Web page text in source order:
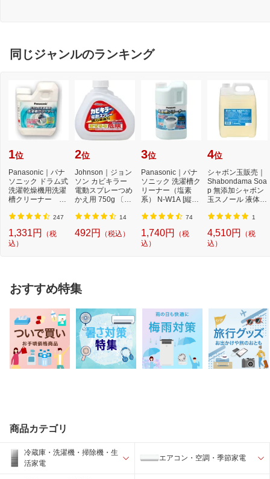
同じジャンルのランキング
1位
Panasonic｜パナ
ソニック ドラム式
洗濯乾燥機用洗濯
槽クリーナー N-
濯...
247
1,331円
（税
込）
2位
Johnson｜ジョン
ソン カビキラー
電動スプレーつめ
かえ用 750g 〔お
_...
14
492円 （税込）
3位
Panasonic｜パナ
ソニック 洗濯槽ク
リーナー（塩素
系） N-W1A [縦型
系...
74
1,740円
（税
込）
4位
シャボン玉販売｜
Shabondama Soa
p 無添加シャボン
玉スノール 液体タ
1
4,510円
（税
込）
おすすめ特集
商品カテゴリ
冷蔵庫・洗濯機・掃除機・生
活家電
エアコン・空調・季節家電